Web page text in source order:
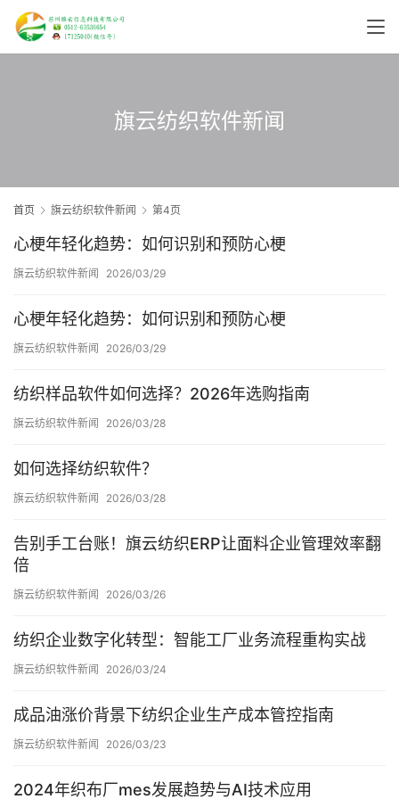
旗云纺织软件新闻
首页 旗云纺织软件新闻 第4页
心梗年轻化趋势：如何识别和预防心梗
旗云纺织软件新闻 2026/03/29
心梗年轻化趋势：如何识别和预防心梗
旗云纺织软件新闻 2026/03/29
纺织样品软件如何选择？2026年选购指南
旗云纺织软件新闻 2026/03/28
如何选择纺织软件？
旗云纺织软件新闻 2026/03/28
告别手工台账！旗云纺织ERP让面料企业管理效率翻
倍
旗云纺织软件新闻 2026/03/26
纺织企业数字化转型：智能工厂业务流程重构实战
旗云纺织软件新闻 2026/03/24
成品油涨价背景下纺织企业生产成本管控指南
旗云纺织软件新闻 2026/03/23
2024年织布厂mes发展趋势与AI技术应用